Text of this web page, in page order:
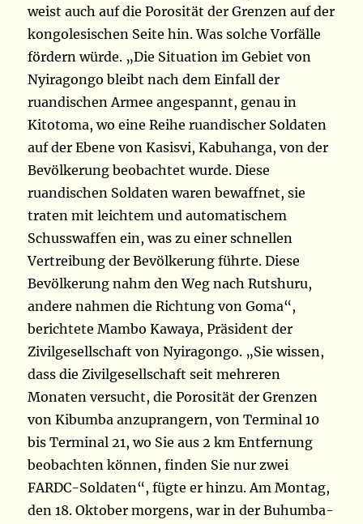
weist auch auf die Porosität der Grenzen auf der
kongolesischen Seite hin. Was solche Vorfälle
fördern würde. „Die Situation im Gebiet von
Nyiragongo bleibt nach dem Einfall der
ruandischen Armee angespannt, genau in
Kitotoma, wo eine Reihe ruandischer Soldaten
auf der Ebene von Kasisvi, Kabuhanga, von der
Bevölkerung beobachtet wurde. Diese
ruandischen Soldaten waren bewaffnet, sie
traten mit leichtem und automatischem
Schusswaffen ein, was zu einer schnellen
Vertreibung der Bevölkerung führte. Diese
Bevölkerung nahm den Weg nach Rutshuru,
andere nahmen die Richtung von Goma“,
berichtete Mambo Kawaya, Präsident der
Zivilgesellschaft von Nyiragongo. „Sie wissen,
dass die Zivilgesellschaft seit mehreren
Monaten versucht, die Porosität der Grenzen
von Kibumba anzuprangern, von Terminal 10
bis Terminal 21, wo Sie aus 2 km Entfernung
beobachten können, finden Sie nur zwei
FARDC-Soldaten“, fügte er hinzu. Am Montag,
den 18. Oktober morgens, war in der Buhumba-